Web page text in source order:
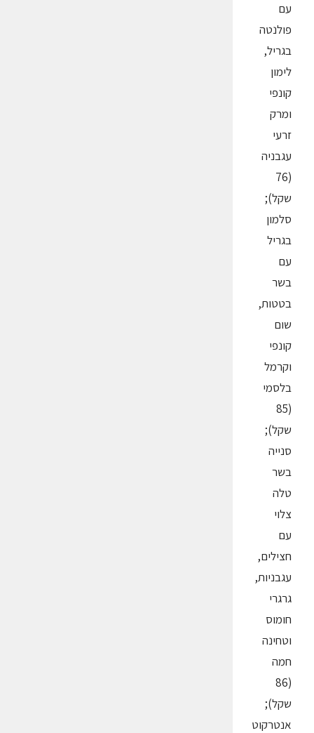
עם
פולנטה
בגריל,
לימון
קונפי
ומרק
זרעי
עגבניה
(76
שקל);
סלמון
בגריל
עם
בשר
בטטות,
שום
קונפי
וקרמל
בלסמי
(85
שקל);
סנייה
בשר
טלה
צלוי
עם
חצילים,
עגבניות,
גרגרי
חומוס
וטחינה
חמה
(86
שקל);
אנטרקוט